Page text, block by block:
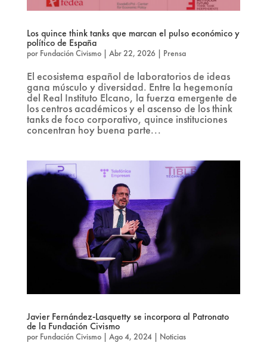
Los quince think tanks que marcan el pulso económico y
político de España
por Fundación Civismo| Abr 22, 2026| Prensa
El ecosistema español de laboratorios de ideas
gana músculo y diversidad. Entre la hegemonía
del Real Instituto Elcano, la fuerza emergente de
los centros académicos y el ascenso de los think
tanks de foco corporativo, quince instituciones
concentran hoy buena parte...
Javier Fernández-Lasquetty se incorpora al Patronato
de la Fundación Civismo
por Fundación Civismo| Ago 4, 2024| Noticias